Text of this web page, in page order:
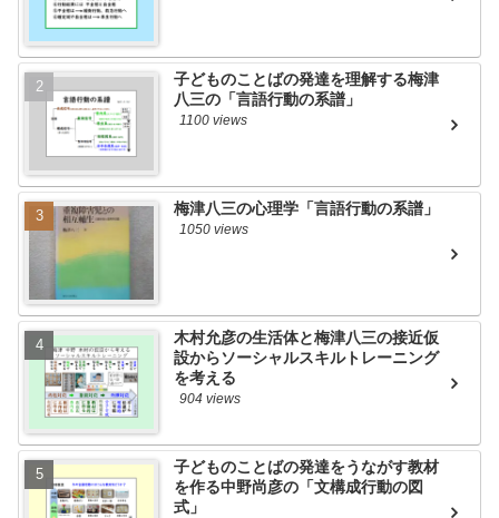
子どものことばの発達を理解する梅津
八三の「言語行動の系譜」
1100 views
梅津八三の心理学「言語行動の系譜」
1050 views
木村允彦の生活体と梅津八三の接近仮
設からソーシャルスキルトレーニング
を考える
904 views
子どものことばの発達をうながす教材
を作る中野尚彦の「文構成行動の図
式」